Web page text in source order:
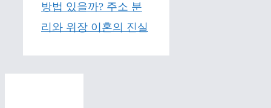
방법 있을까? 주소 분
리와 위장 이혼의 진실